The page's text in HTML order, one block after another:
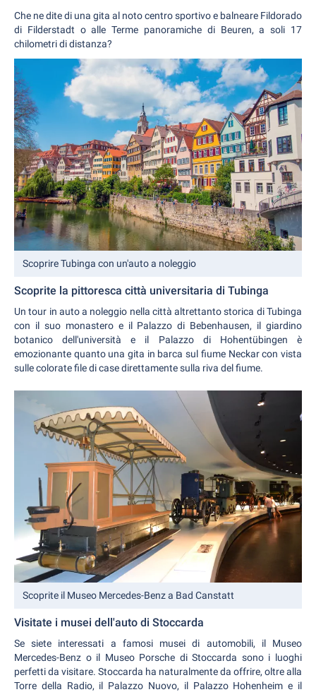
Che ne dite di una gita al noto centro sportivo e balneare Fildorado
di Filderstadt o alle Terme panoramiche di Beuren, a soli 17
chilometri di distanza?
Scoprire Tubinga con un'auto a noleggio
Scoprite la pittoresca città universitaria di Tubinga
Un tour in auto a noleggio nella città altrettanto storica di Tubinga
con il suo monastero e il Palazzo di Bebenhausen, il giardino
botanico dell'università e il Palazzo di Hohentübingen è
emozionante quanto una gita in barca sul fiume Neckar con vista
sulle colorate file di case direttamente sulla riva del fiume.
Scoprite il Museo Mercedes-Benz a Bad Canstatt
Visitate i musei dell'auto di Stoccarda
Se siete interessati a famosi musei di automobili, il Museo
Mercedes-Benz o il Museo Porsche di Stoccarda sono i luoghi
perfetti da visitare. Stoccarda ha naturalmente da offrire, oltre alla
Torre della Radio, il Palazzo Nuovo, il Palazzo Hohenheim e il